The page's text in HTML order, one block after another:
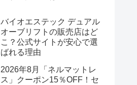
バイオエステック デュアル
オーブリフトの販売店はど
こ？公式サイトが安心で選
ばれる理由
2026年8月「ネルマットレ
ス」クーポン15％OFF！セ